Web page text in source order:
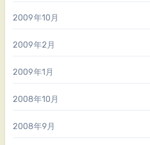
2009年10月
2009年2月
2009年1月
2008年10月
2008年9月